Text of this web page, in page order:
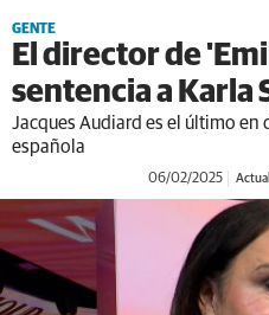
GENTE
El director de
sentencia a Karla
Jacques Audiard es el último en
española
06/02/2025